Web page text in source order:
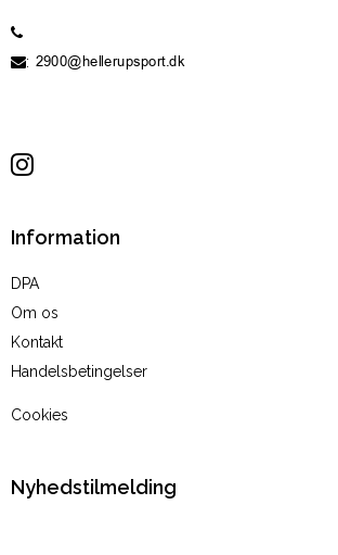
:
Information
DPA
Om os
Kontakt
Handelsbetingelser
Cookies
Nyhedstilmelding